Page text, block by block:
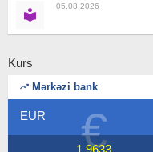
05.08.2026
Kurs
Mərkəzi bank
₽
RUB
2.1023